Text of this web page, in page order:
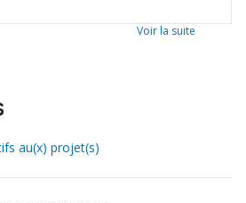
Voir la suite
au(x) projet(s)